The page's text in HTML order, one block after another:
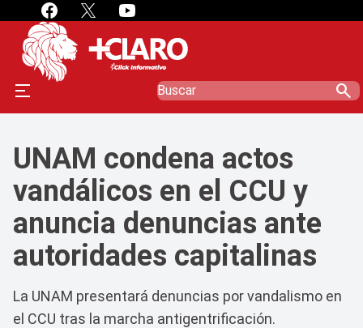
search
UNAM condena actos
vandálicos en el CCU y
anuncia denuncias ante
autoridades capitalinas
La UNAM presentará denuncias por vandalismo en
el CCU tras la marcha antigentrificación.